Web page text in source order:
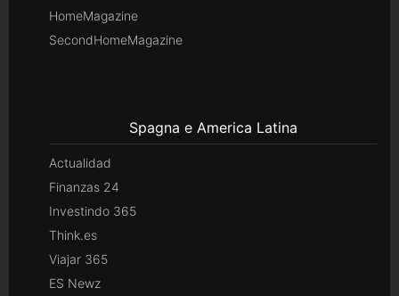
HomeMagazine
SecondHomeMagazine
Spagna e America Latina
Actualidad
Finanzas 24
Investindo 365
Think.es
Viajar 365
ES Newz